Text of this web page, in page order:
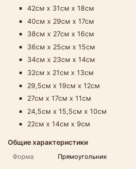
42см х 31см х 18см
40см х 29см х 17см
38см х 27см х 16см
36см х 25см х 15см
34см х 23см х 14см
32см х 21см х 13см
29,5см х 19см х 12см
27см х 17см х 11см
24,5см х 15,5см х 10см
22см х 14см х 9см
Общие характеристики
Форма Прямоугольник